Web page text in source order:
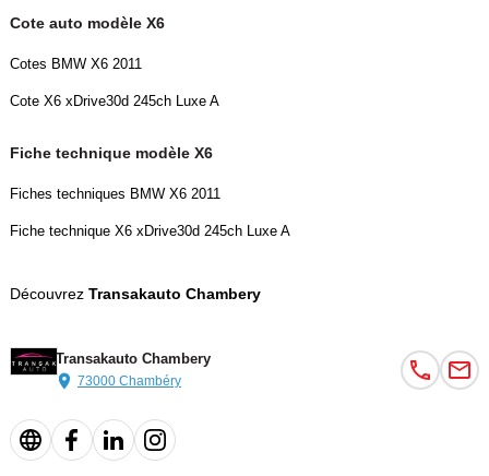
Cote auto modèle X6
Cotes BMW X6 2011
Cote X6 xDrive30d 245ch Luxe A
Fiche technique modèle X6
Fiches techniques BMW X6 2011
Fiche technique X6 xDrive30d 245ch Luxe A
Découvrez Transakauto Chambery
Transakauto Chambery
73000 Chambéry